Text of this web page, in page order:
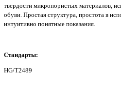
твердости микропористых материалов,
обуви. Простая структура, простота в
интуитивно понятные показания.
Стандарты:
HG/Т2489